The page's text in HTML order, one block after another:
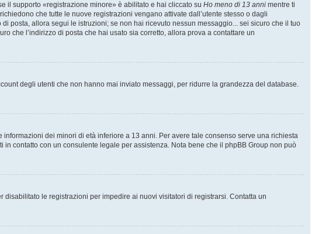
il supporto «registrazione minore» è abilitato e hai cliccato su Ho meno di 13 anni mentre ti
che tutte le nuove registrazioni vengano attivate dall’utente stesso o dagli
posta, allora segui le istruzioni; se non hai ricevuto nessun messaggio... sei sicuro che il tuo
che l’indirizzo di posta che hai usato sia corretto, allora prova a contattare un
degli utenti che non hanno mai inviato messaggi, per ridurre la grandezza del database.
dei minori di età inferiore a 13 anni. Per avere tale consenso serve una richiesta
contatto con un consulente legale per assistenza. Nota bene che il phpBB Group non può
le registrazioni per impedire ai nuovi visitatori di registrarsi. Contatta un